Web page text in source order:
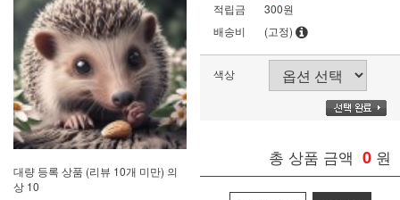
대량 등록 상품 (리뷰 10개 미만) 의
상 10
적립금
300원
배송비
(고정)
색상
총 상품 금액 0 원